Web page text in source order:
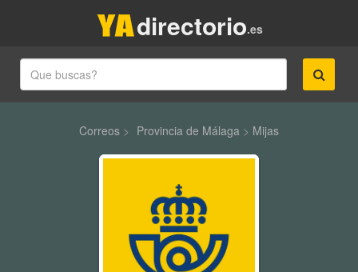
.es
directorio
Correos > Provincia de Málaga > Mijas